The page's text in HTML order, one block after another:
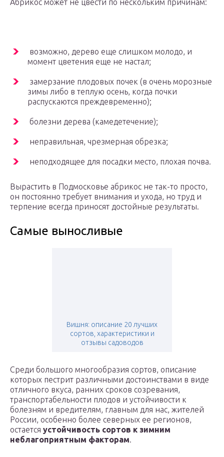
Абрикос может не цвести по нескольким причинам:
возможно, дерево еще слишком молодо, и
момент цветения еще не настал;
замерзание плодовых почек (в очень морозные
зимы либо в теплую осень, когда почки
распускаются преждевременно);
болезни дерева (камедетечение);
неправильная, чрезмерная обрезка;
неподходящее для посадки место, плохая почва.
Вырастить в Подмосковье абрикос не так-то просто,
он постоянно требует внимания и ухода, но труд и
терпение всегда приносят достойные результаты.
Самые выносливые
Вишня: описание 20 лучших
сортов, характеристики и
отзывы садоводов
Среди большого многообразия сортов, описание
которых пестрит различными достоинствами в виде
отличного вкуса, ранних сроков созревания,
транспортабельности плодов и устойчивости к
болезням и вредителям, главным для нас, жителей
России, особенно более северных ее регионов,
остается устойчивость сортов к зимним
неблагоприятным факторам.